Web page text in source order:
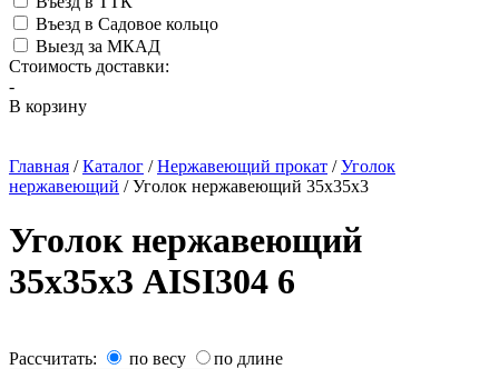
Въезд в Садовое кольцо
Выезд за МКАД
Стоимость доставки:
-
В корзину
Главная /Каталог /Нержавеющий прокат /Уголок
нержавеющий /Уголок нержавеющий 35х35х3
Уголок нержавеющий
35х35х3 AISI304 6
Рассчитать: по весу по длине